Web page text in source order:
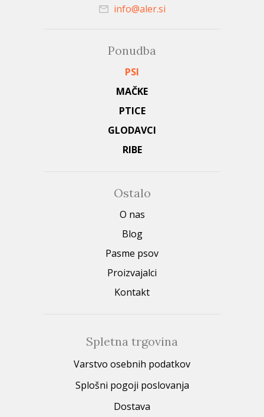
info@aler.si
Ponudba
PSI
MAČKE
PTICE
GLODAVCI
RIBE
Ostalo
O nas
Blog
Pasme psov
Proizvajalci
Kontakt
Spletna trgovina
Varstvo osebnih podatkov
Splošni pogoji poslovanja
Dostava